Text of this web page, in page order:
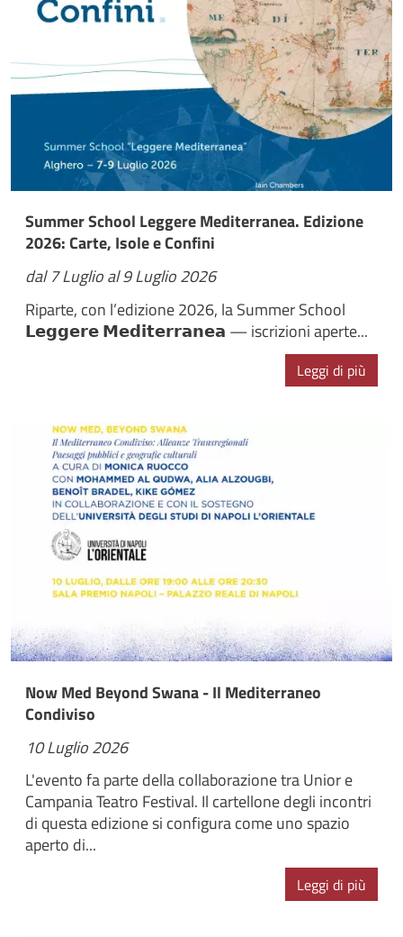
Summer School Leggere Mediterranea. Edizione
2026: Carte, Isole e Confini
dal 7 Luglio al 9 Luglio 2026
Riparte, con l’edizione 2026, la Summer School
𝗟𝗲𝗴𝗴𝗲𝗿𝗲 𝗠𝗲𝗱𝗶𝘁𝗲𝗿𝗿𝗮𝗻𝗲𝗮 — iscrizioni aperte...
Leggi di più
Now Med Beyond Swana - Il Mediterraneo
Condiviso
10 Luglio 2026
L'evento fa parte della collaborazione tra Unior e
Campania Teatro Festival. Il cartellone degli incontri
di questa edizione si configura come uno spazio
aperto di...
Leggi di più